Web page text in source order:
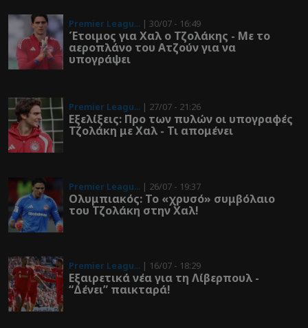
Premier Leagu... | 30/07 - 16:49
Έτοιμος για Χαλ ο Τζολάκης - Με το
αεροπλάνο του Ατζούν για να
υπογράψει
Premier Leagu... | 27/07 - 21:26
Εξελίξεις: Προ των πυλών οι υπογραφές
Τζολάκη με Χαλ - Τι απομένει
Premier Leagu... | 26/07 - 19:37
Ολυμπιακός: To «χρυσό» συμβόλαιο
του Τζολάκη στην Χαλ!
Premier Leagu... | 16/07 - 18:29
Εξαιρετικά νέα για τη Λίβερπουλ -
“Δένει” παικταρά!